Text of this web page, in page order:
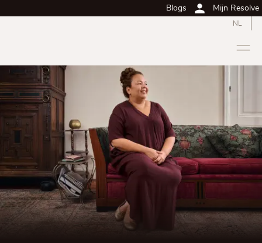
Blogs Mijn Resolve
NL